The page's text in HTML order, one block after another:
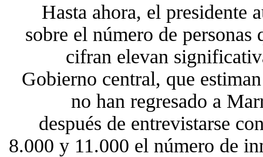
Hasta ahora, el presidente
sobre el número de personas
cifran elevan
Gobierno central, que
no han regresado a
después de entrevistarse
8.000 y 11.000 el número de